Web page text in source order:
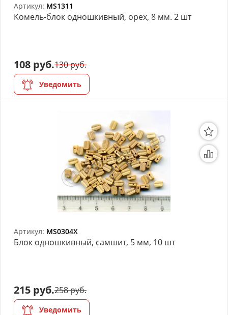
Артикул: MS1311
Комель-блок одношкивный, орех, 8 мм. 2 шт
108 руб.130 руб.
Уведомить
Артикул: MS0304X
Блок одношкивный, самшит, 5 мм, 10 шт
215 руб.258 руб.
Уведомить